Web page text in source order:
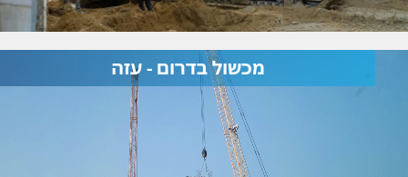
מכשול בדרום - עזה